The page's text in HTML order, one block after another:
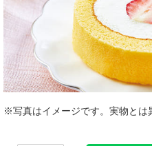
※写真はイメージです。実物とは